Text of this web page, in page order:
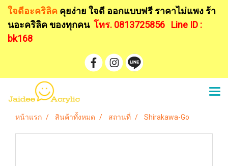
ใจดีอะคริลิค คุยง่าย ใจดี ออกแบบฟรี ราคาไม่แพง ร้า
นอะคริลิค ของทุกคน โทร. 0813725856 Line ID :
bk168
หน้าแรก สินค้าทั้งหมด สถานที่ Shirakawa-Go